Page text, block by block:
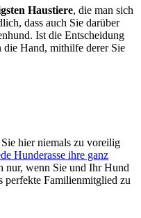
Haustiere, die man sich
dass auch Sie darüber
Ist die Entscheidung
die Hand, mithilfe derer Sie
hier niemals zu voreilig
Hunderasse ihre ganz
nur, wenn Sie und Ihr Hund
perfekte Familienmitglied zu